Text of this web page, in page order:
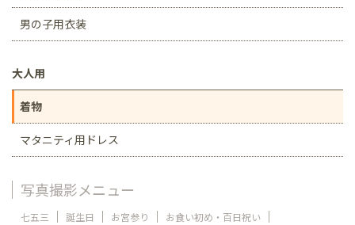
男の子用衣装
大人用
着物
マタニティ用ドレス
写真撮影メニュー
七五三 誕生日 お宮参り
お食い初め・百日祝い